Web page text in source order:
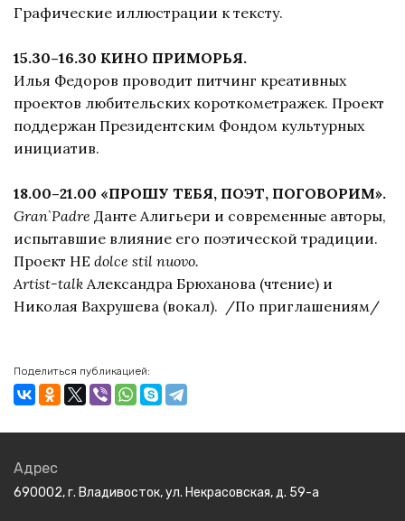
Графические иллюстрации к тексту.
15.30–16.30 КИНО ПРИМОРЬЯ.
Илья Федоров проводит питчинг креативных
проектов любительских короткометражек. Проект
поддержан Президентским Фондом культурных
инициатив.
18.00–21.00 «ПРОШУ ТЕБЯ, ПОЭТ, ПОГОВОРИМ».
Gran`Padre Данте Алигьери и современные авторы,
испытавшие влияние его поэтической традиции.
Проект НЕ dolce stil nuovo.
Artist-talk Александра Брюханова (чтение) и
Николая Вахрушева (вокал). /По приглашениям/
Поделиться публикацией:
Адрес
690002, г. Владивосток, ул. Некрасовская, д. 59-а